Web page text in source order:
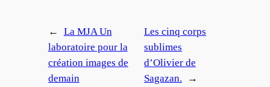
←
La MJA Un
laboratoire pour la
création images de
demain
Les cinq corps
sublimes
d’Olivier de
Sagazan.
→